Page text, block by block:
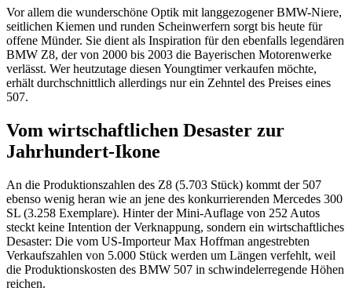
Vor allem die wunderschöne Optik mit langgezogener BMW-Niere,
seitlichen Kiemen und runden Scheinwerfern sorgt bis heute für
offene Münder. Sie dient als Inspiration für den ebenfalls legendären
BMW Z8, der von 2000 bis 2003 die Bayerischen Motorenwerke
verlässt. Wer heutzutage diesen Youngtimer verkaufen möchte,
erhält durchschnittlich allerdings nur ein Zehntel des Preises eines
507.
Vom wirtschaftlichen Desaster zur
Jahrhundert-Ikone
An die Produktionszahlen des Z8 (5.703 Stück) kommt der 507
ebenso wenig heran wie an jene des konkurrierenden Mercedes 300
SL (3.258 Exemplare). Hinter der Mini-Auflage von 252 Autos
steckt keine Intention der Verknappung, sondern ein wirtschaftliches
Desaster: Die vom US-Importeur Max Hoffman angestrebten
Verkaufszahlen von 5.000 Stück werden um Längen verfehlt, weil
die Produktionskosten des BMW 507 in schwindelerregende Höhen
reichen.